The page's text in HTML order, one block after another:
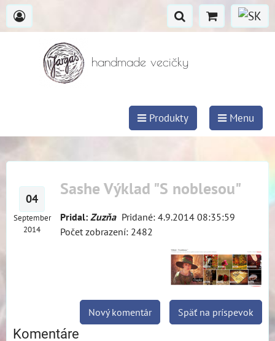
handmade vecičky
Produkty Menu
04
September
2014
Sashe Výklad "S noblesou"
Pridal: Zuzňa Pridané: 4.9.2014 08:35:59
Počet zobrazení: 2482
Späť na príspevok
Nový komentár
Komentáre